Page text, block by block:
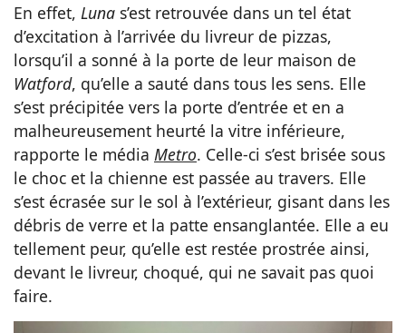
En effet, Luna s’est retrouvée dans un tel état
d’excitation à l’arrivée du livreur de pizzas,
lorsqu’il a sonné à la porte de leur maison de
Watford, qu’elle a sauté dans tous les sens. Elle
s’est précipitée vers la porte d’entrée et en a
malheureusement heurté la vitre inférieure,
rapporte le média Metro. Celle-ci s’est brisée sous
le choc et la chienne est passée au travers. Elle
s’est écrasée sur le sol à l’extérieur, gisant dans les
débris de verre et la patte ensanglantée. Elle a eu
tellement peur, qu’elle est restée prostrée ainsi,
devant le livreur, choqué, qui ne savait pas quoi
faire.